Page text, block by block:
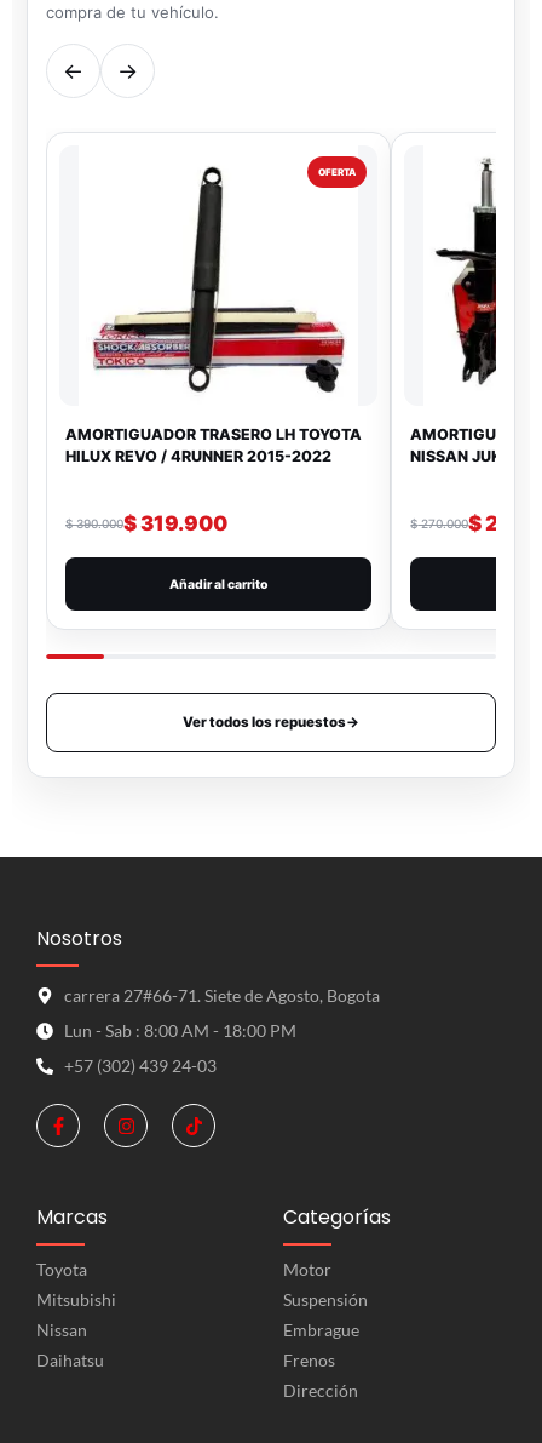
compra de tu vehículo.
← →
OFERTA
AMORTIGUADOR TRASERO LH TOYOTA
HILUX REVO / 4RUNNER 2015-2022
$390.000$319.900
Añadir al carrito
NISSAN JUKE 1.6
$270.000$
Ver todos los repuestos→
Nosotros
carrera 27#66-71. Siete de Agosto, Bogota
Lun - Sab : 8:00 AM - 18:00 PM
+57 (302) 439 24-03
Marcas
Toyota
Mitsubishi
Nissan
Daihatsu
Categorías
Motor
Suspensión
Embrague
Frenos
Dirección